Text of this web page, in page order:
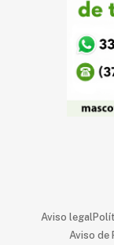
Aviso legal
Aviso de